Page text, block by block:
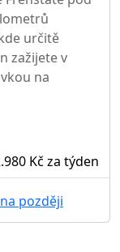
určitě
zažijete v
na
Kč za týden
později